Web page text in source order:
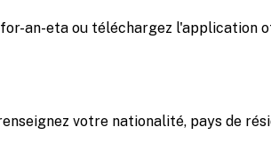
an-eta ou téléchargez l'application
votre nationalité, pays de